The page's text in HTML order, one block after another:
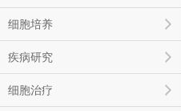
细胞培养
疾病研究
细胞治疗